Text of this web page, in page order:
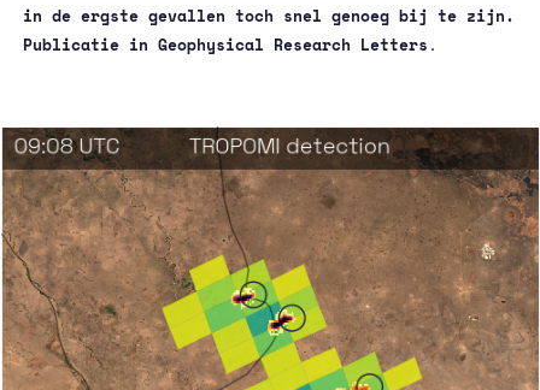
in de ergste gevallen toch snel genoeg bij te zijn.
Publicatie in Geophysical Research Letters .